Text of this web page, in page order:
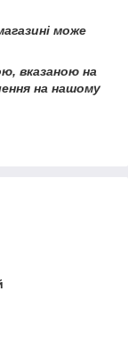
може
вказаною на
на нашому